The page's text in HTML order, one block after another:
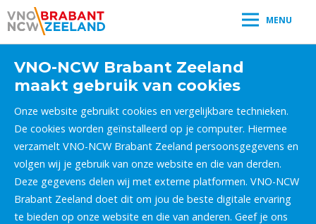
MENU
VNO-NCW Brabant Zeeland
maakt gebruik van cookies
Onze website gebruikt cookies en vergelijkbare technieken.
De cookies worden geïnstalleerd op je computer. Hiermee
verzamelt VNO-NCW Brabant Zeeland persoonsgegevens en
volgen wij je gebruik van onze website en die van derden.
Deze gegevens delen wij met externe platformen. VNO-NCW
Brabant Zeeland doet dit om jou de beste digitale ervaring
te bieden op onze website en die van anderen. Geef je ons